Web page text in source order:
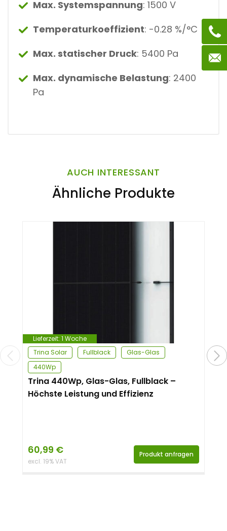
Max. Systemspannung: 1500 V
Temperaturkoeffizient: -0.28 %/°C
Max. statischer Druck: 5400 Pa
Max. dynamische Belastung: 2400
Pa
AUCH INTERESSANT
Ähnliche Produkte
Lieferzeit: 1 Woche
Trina Solar
Fullblack
Glas-Glas
440Wp
Trina 440Wp, Glas-Glas, Fullblack –
Höchste Leistung und Effizienz
60,99 €
excl. 19% VAT
Produkt anfragen